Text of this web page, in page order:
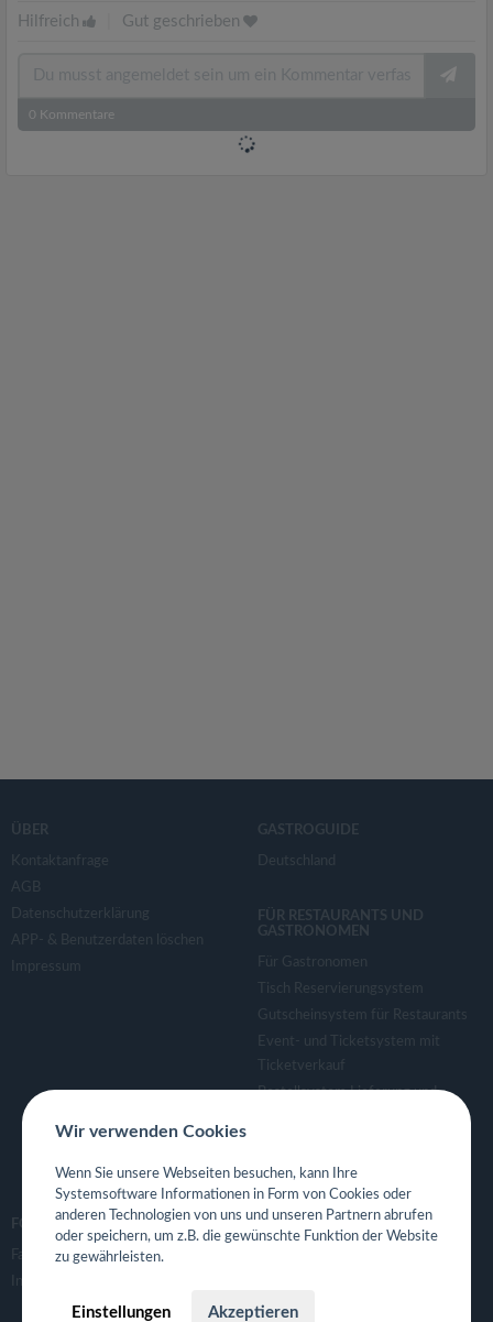
Hilfreich Gut geschrieben
0 Kommentare
ÜBER
Kontaktanfrage
AGB
Datenschutzerklärung
APP- & Benutzerdaten löschen
Impressum
GASTROGUIDE
Deutschland
FÜR RESTAURANTS UND
GASTRONOMEN
Für Gastronomen
Tisch Reservierungsystem
Gutscheinsystem für Restaurants
Event- und Ticketsystem mit
Ticketverkauf
Bestellsystem Lieferung und
Eigene App für Restaurant
FOLGE UNS
Facebook
Instagram
Wir verwenden Cookies
Wenn Sie unsere Webseiten besuchen, kann Ihre
Systemsoftware Informationen in Form von Cookies oder
anderen Technologien von uns und unseren Partnern abrufen
oder speichern, um z.B. die gewünschte Funktion der Website
zu gewährleisten.
Einstellungen Akzeptieren